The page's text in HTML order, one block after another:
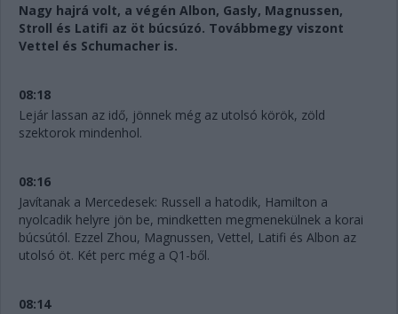
Nagy hajrá volt, a végén Albon, Gasly, Magnussen,
Stroll és Latifi az öt búcsúzó. Továbbmegy viszont
Vettel és Schumacher is.
08:18
Lejár lassan az idő, jönnek még az utolsó körök, zöld
szektorok mindenhol.
08:16
Javítanak a Mercedesek: Russell a hatodik, Hamilton a
nyolcadik helyre jön be, mindketten megmenekülnek a korai
búcsútól. Ezzel Zhou, Magnussen, Vettel, Latifi és Albon az
utolsó öt. Két perc még a Q1-ből.
08:14